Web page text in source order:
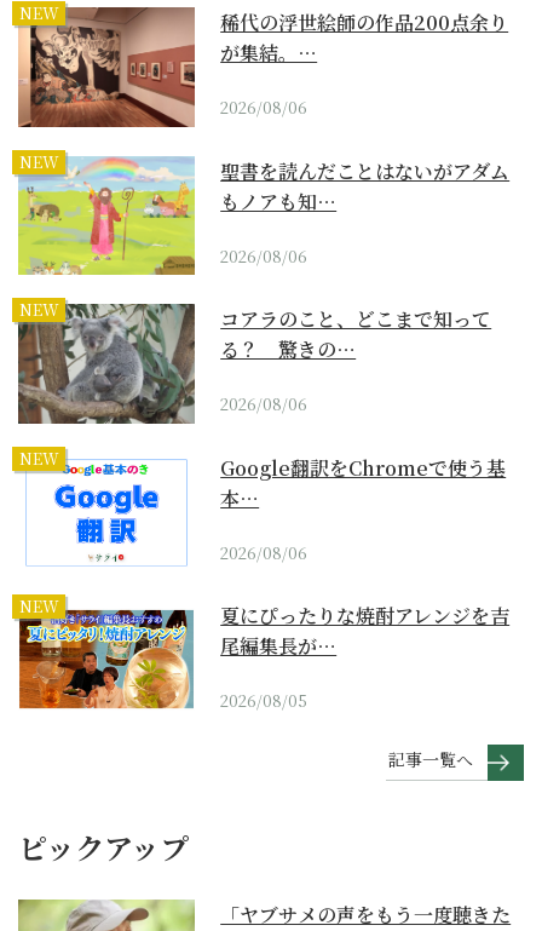
NEW
稀代の浮世絵師の作品200点余り
が集結。…
2026/08/06
NEW
聖書を読んだことはないがアダム
もノアも知…
2026/08/06
NEW
コアラのこと、どこまで知って
る？ 驚きの…
2026/08/06
NEW
Google翻訳をChromeで使う基
本…
2026/08/06
NEW
夏にぴったりな焼酎アレンジを吉
尾編集長が…
2026/08/05
記事一覧へ
ピックアップ
「ヤブサメの声をもう一度聴きた